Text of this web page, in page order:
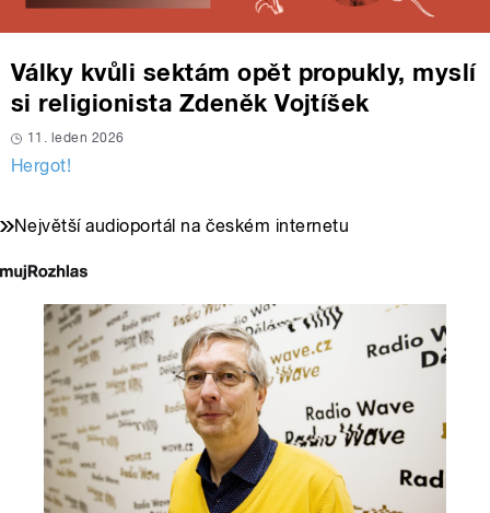
Války kvůli sektám opět propukly, myslí
si religionista Zdeněk Vojtíšek
11. leden 2026
Hergot!
Největší audioportál na českém internetu